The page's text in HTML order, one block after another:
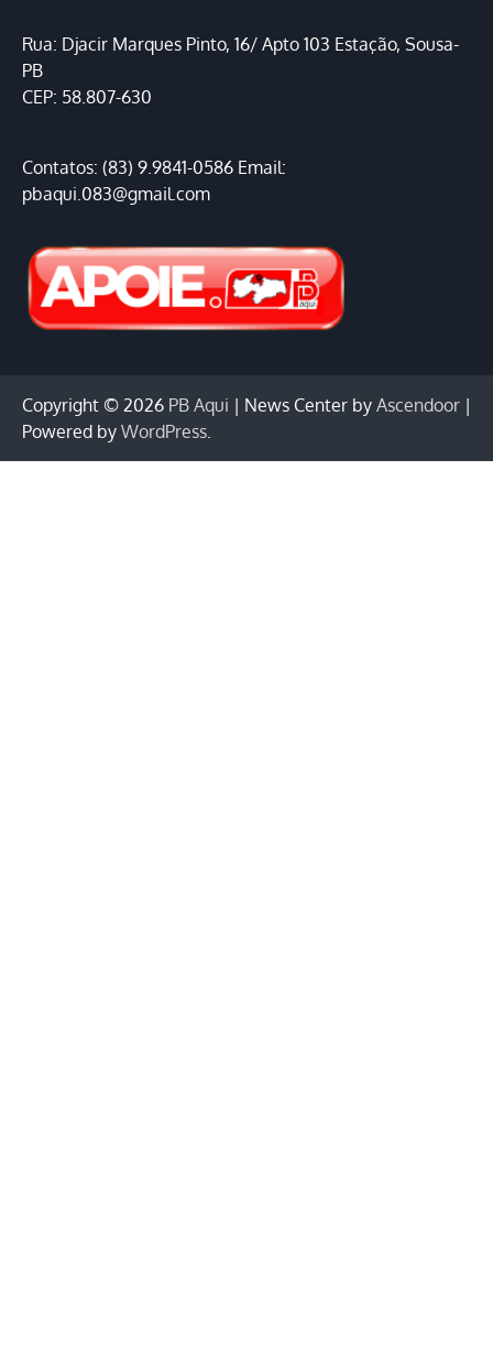
Rua: Djacir Marques Pinto, 16/ Apto 103 Estação, Sousa-
PB
CEP: 58.807-630
Contatos: (83) 9.9841-0586 Email:
pbaqui.083@gmail.com
Copyright © 2026 PB Aqui | News Center by Ascendoor |
Powered by WordPress